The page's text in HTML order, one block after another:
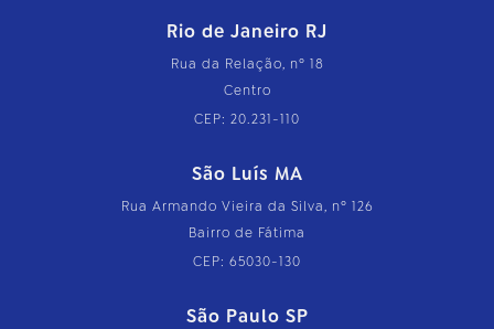
Rio de Janeiro RJ
Rua da Relação, nº 18
Centro
CEP: 20.231-110
São Luís MA
Rua Armando Vieira da Silva, nº 126
Bairro de Fátima
CEP: 65030-130
São Paulo SP